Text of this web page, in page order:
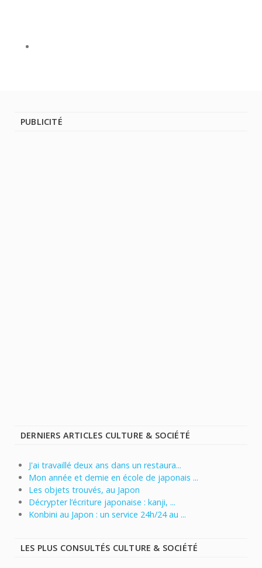
PUBLICITÉ
DERNIERS ARTICLES CULTURE & SOCIÉTÉ
J'ai travaillé deux ans dans un restaura...
Mon année et demie en école de japonais ...
Les objets trouvés, au Japon
Décrypter l’écriture japonaise : kanji, ...
Konbini au Japon : un service 24h/24 au ...
LES PLUS CONSULTÉS CULTURE & SOCIÉTÉ